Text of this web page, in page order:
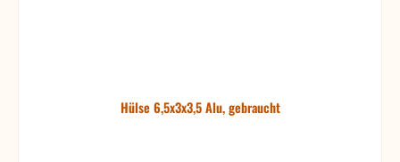
Hülse 6,5x3x3,5 Alu, gebraucht